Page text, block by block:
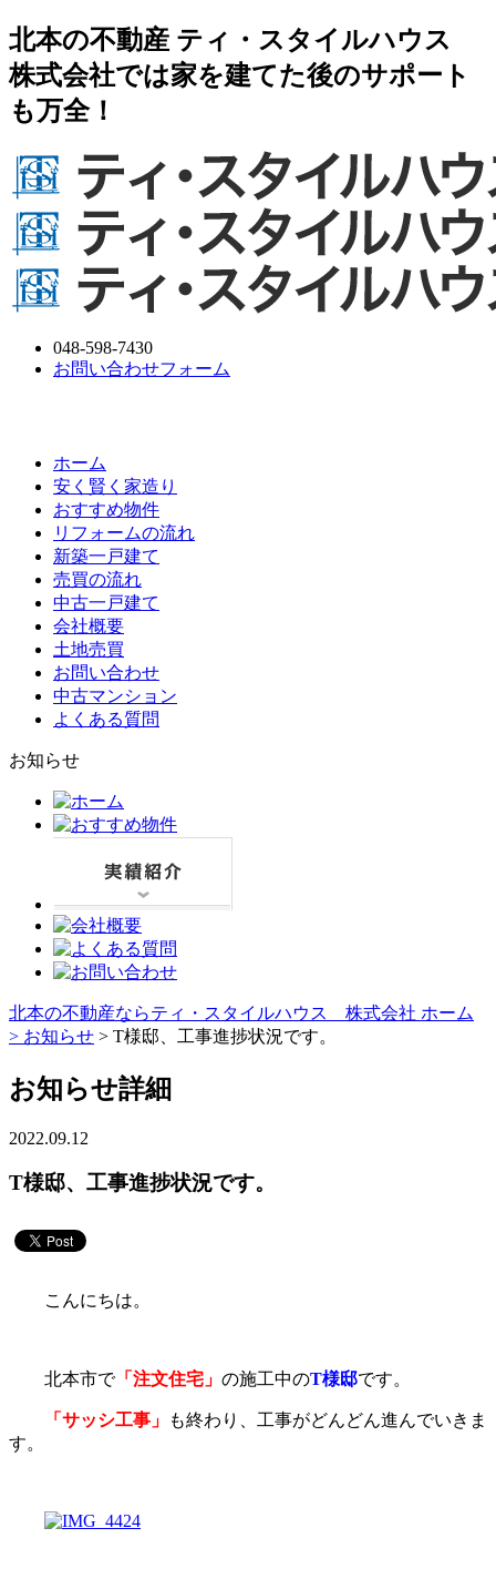
北本の不動産 ティ・スタイルハウス
株式会社では家を建てた後のサポート
も万全！
048-598-7430
お問い合わせフォーム
ホーム
安く賢く家造り
おすすめ物件
リフォームの流れ
新築一戸建て
売買の流れ
中古一戸建て
会社概要
土地売買
お問い合わせ
中古マンション
よくある質問
お知らせ
北本の不動産ならティ・スタイルハウス 株式会社 ホーム
> お知らせ > T様邸、工事進捗状況です。
お知らせ詳細
2022.09.12
T様邸、工事進捗状況です。
こんにちは。
北本市で「注文住宅」 の施工中のT様邸です。
「サッシ工事」
も終わり、工事がどんどん進んでいきま
す。